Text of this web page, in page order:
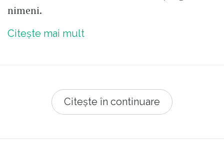
nimeni.
Citește mai mult
Citește în continuare